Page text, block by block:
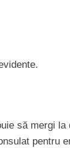
să mergi
pentru